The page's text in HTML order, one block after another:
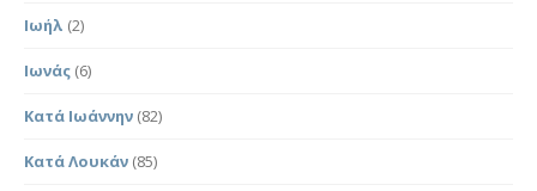
Ιωήλ (2)
Ιωνάς (6)
Κατά Ιωάννην (82)
Κατά Λουκάν (85)